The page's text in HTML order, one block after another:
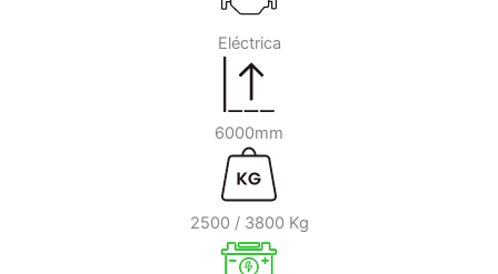
Eléctrica
6000mm
2500 / 3800 Kg